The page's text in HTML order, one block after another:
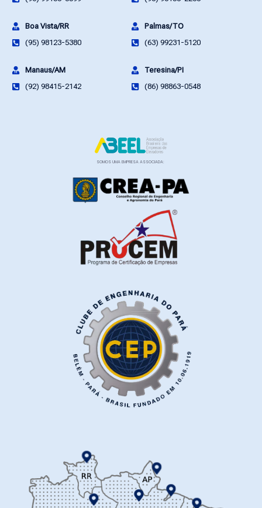
Boa Vista/RR
(95) 98123-5380
Palmas/TO
(63) 99231-5120
Manaus/AM
(92) 98415-2142
Teresina/PI
(86) 98863-0548
SOMOS UMA EMPRESA ASSOCIADA: